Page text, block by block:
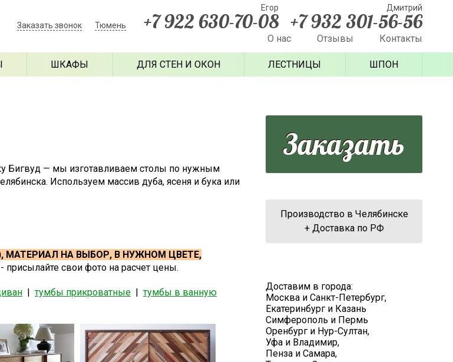
Заказать звонок Тюмень
Егор
+7 922 630-70-08
Дмитрий
+7 932 301-56-56
О нас Отзывы Контакты
ШКАФЫ ДЛЯ СТЕН И ОКОН ЛЕСТНИЦЫ ШПОН
Бигвуд — мы изготавливаем столы по нужным
Используем массив дуба, ясеня и бука или
МАТЕРИАЛ НА ВЫБОР, В НУЖНОМ ЦВЕТЕ,
свои фото на расчет цены.
|тумбы прикроватные |тумбы в ванную
Заказать
Производство в Челябинске
+ Доставка по РФ
Доставим в города:
Москва и Санкт-Петербург,
Екатеринбург и Казань
Симферополь и Пермь
Оренбург и Нур-Султан,
Уфа и Владимир,
Пенза и Самара,